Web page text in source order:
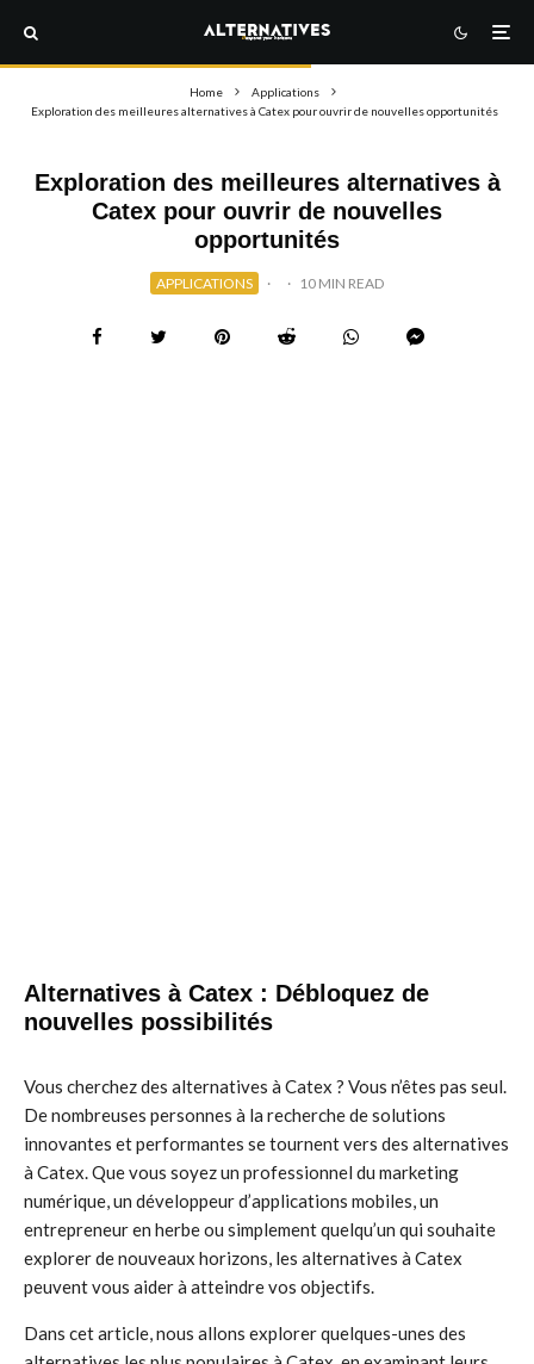
Home
Applications
Exploration des meilleures alternatives à Catex pour ouvrir de nouvelles opportunités
Exploration des meilleures alternatives à
Catex pour ouvrir de nouvelles
opportunités
APPLICATIONS · · 10 MIN READ
Alternatives à Catex : Débloquez de
nouvelles possibilités
Vous cherchez des alternatives à Catex ? Vous n’êtes pas seul.
De nombreuses personnes à la recherche de solutions
innovantes et performantes se tournent vers des alternatives
à Catex. Que vous soyez un professionnel du marketing
numérique, un développeur d’applications mobiles, un
entrepreneur en herbe ou simplement quelqu’un qui souhaite
explorer de nouveaux horizons, les alternatives à Catex
peuvent vous aider à atteindre vos objectifs.
Dans cet article, nous allons explorer quelques-unes des